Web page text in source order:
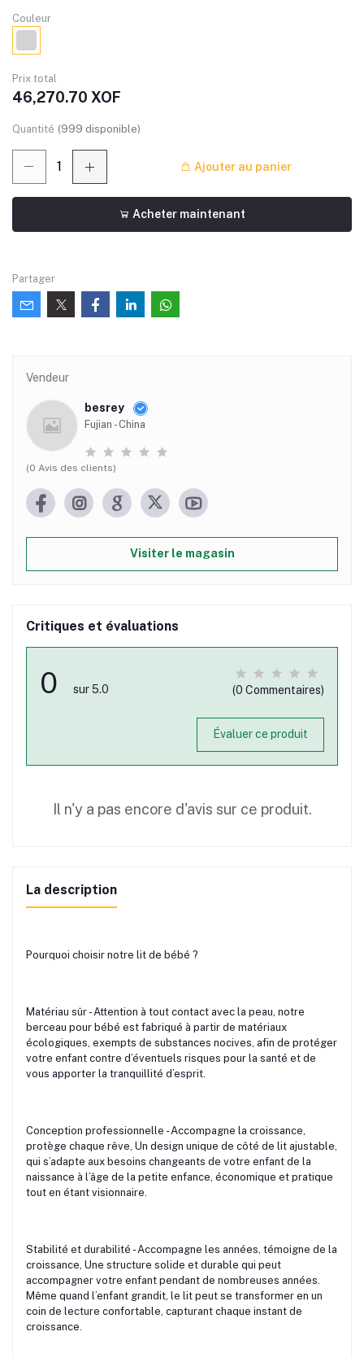
Couleur
Prix ​​total
46,270.70 XOF
Quantité (999 disponible)
Ajouter au panier
Acheter maintenant
Partager
Vendeur
besrey
Fujian - China
(0 Avis des clients)
Visiter le magasin
Critiques et évaluations
0 sur 5.0 (0 Commentaires)
Évaluer ce produit
Il n'y a pas encore d'avis sur ce produit.
La description
Pourquoi choisir notre lit de bébé ?
Matériau sûr - Attention à tout contact avec la peau, notre
berceau pour bébé est fabriqué à partir de matériaux
écologiques, exempts de substances nocives, afin de protéger
votre enfant contre d’éventuels risques pour la santé et de
vous apporter la tranquillité d’esprit.
Conception professionnelle - Accompagne la croissance,
protège chaque rêve, Un design unique de côté de lit ajustable,
qui s’adapte aux besoins changeants de votre enfant de la
naissance à l’âge de la petite enfance, économique et pratique
tout en étant visionnaire.
Stabilité et durabilité - Accompagne les années, témoigne de la
croissance, Une structure solide et durable qui peut
accompagner votre enfant pendant de nombreuses années.
Même quand l’enfant grandit, le lit peut se transformer en un
coin de lecture confortable, capturant chaque instant de
croissance.